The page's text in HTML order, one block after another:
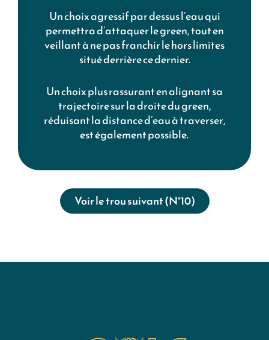
Un choix agressif par dessus l’eau qui
permettra d’attaquer le green, tout en
veillant à ne pas franchir le hors limites
situé derrière ce dernier.
Un choix plus rassurant en alignant sa
trajectoire sur la droite du green,
réduisant la distance d’eau à traverser,
est également possible.
Voir le trou suivant (N°10)